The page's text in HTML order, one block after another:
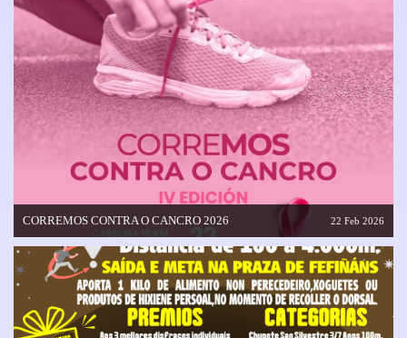
CORREMOS CONTRA O CANCRO 2026 22 Feb 2026